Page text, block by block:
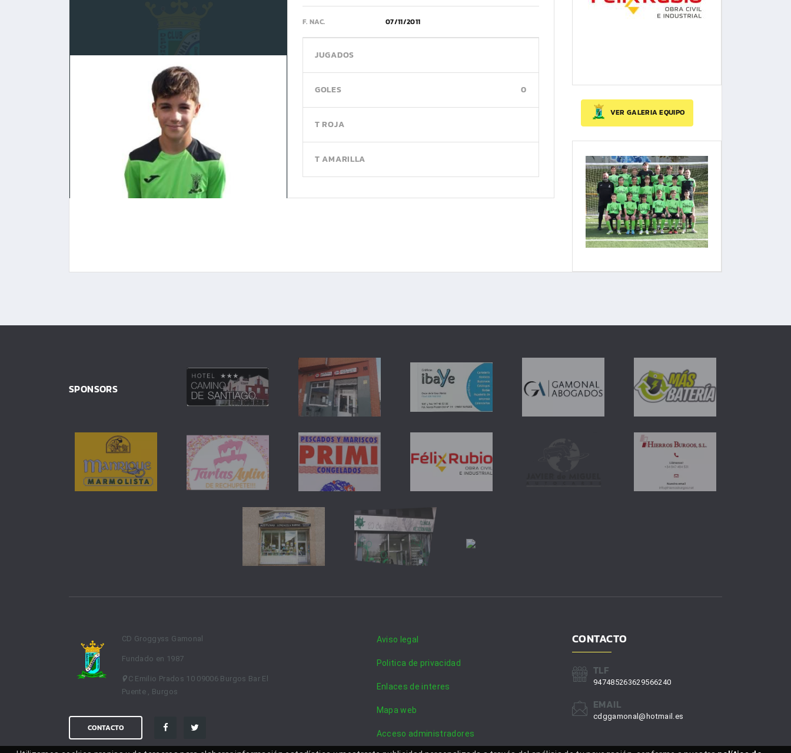
F. NAC. 07/11/2011
JUGADOS
GOLES 0
T ROJA
T AMARILLA
VER GALERIA EQUIPO
SPONSORS
CD Groggyss Gamonal
Fundado en 1987
C Emilio Prados 10 09006 Burgos Bar El
Puente , Burgos
CONTACTO
Aviso legal
Politica de privacidad
Enlaces de interes
Mapa web
Acceso administradores
CONTACTO
TLF
947485263629566240
EMAIL
cdggamonal@hotmail.es